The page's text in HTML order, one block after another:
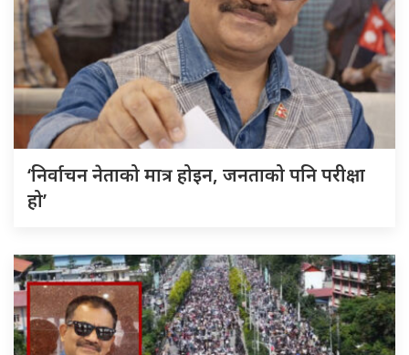
‘निर्वाचन नेताको मात्र होइन, जनताको पनि परीक्षा
हो’